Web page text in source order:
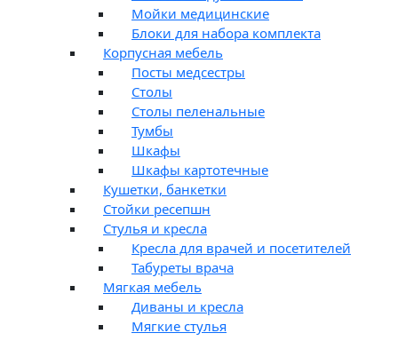
Мойки медицинские
Блоки для набора комплекта
Корпусная мебель
Посты медсестры
Столы
Столы пеленальные
Тумбы
Шкафы
Шкафы картотечные
Кушетки, банкетки
Стойки ресепшн
Стулья и кресла
Кресла для врачей и посетителей
Табуреты врача
Мягкая мебель
Диваны и кресла
Мягкие стулья